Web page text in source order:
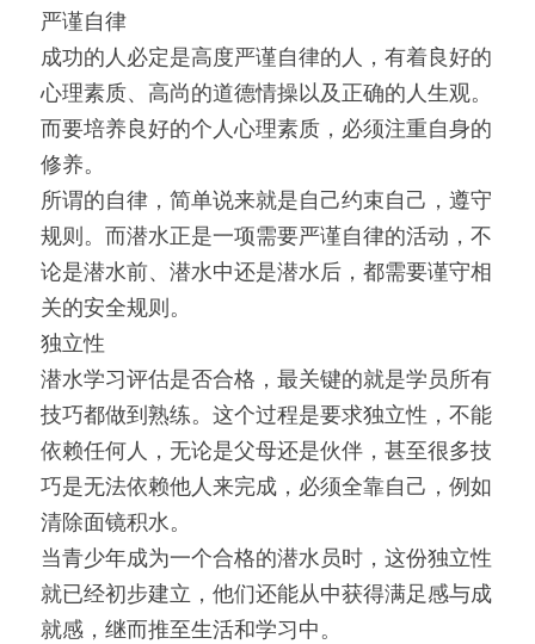
严谨自律
成功的人必定是高度严谨自律的人，有着良好的
心理素质、高尚的道德情操以及正确的人生观。
而要培养良好的个人心理素质，必须注重自身的
修养。
所谓的自律，简单说来就是自己约束自己，遵守
规则。而潜水正是一项需要严谨自律的活动，不
论是潜水前、潜水中还是潜水后，都需要谨守相
关的安全规则。
独立性
潜水学习评估是否合格，最关键的就是学员所有
技巧都做到熟练。这个过程是要求独立性，不能
依赖任何人，无论是父母还是伙伴，甚至很多技
巧是无法依赖他人来完成，必须全靠自己，例如
清除面镜积水。
当青少年成为一个合格的潜水员时，这份独立性
就已经初步建立，他们还能从中获得满足感与成
就感，继而推至生活和学习中。